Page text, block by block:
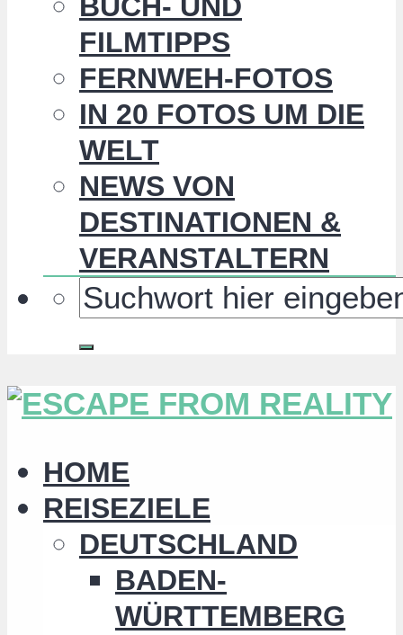
FILMTIPPS
FERNWEH-FOTOS
IN 20 FOTOS UM DIE
WELT
NEWS VON
DESTINATIONEN &
VERANSTALTERN
HOME
REISEZIELE
DEUTSCHLAND
BADEN-
WÜRTTEMBERG